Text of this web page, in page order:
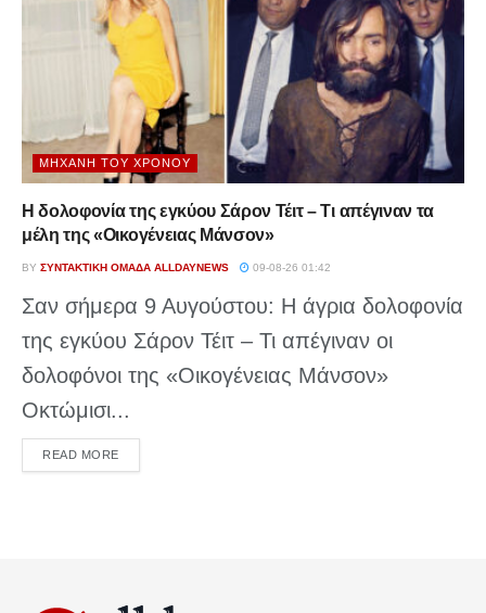
ΜΗΧΑΝΉ ΤΟΥ ΧΡΌΝΟΥ
Η δολοφονία της εγκύου Σάρον Τέιτ – Τι απέγιναν τα
μέλη της «Οικογένειας Μάνσον»
BY ΣΥΝΤΑΚΤΙΚΉ ΟΜΆΔΑ ALLDAYNEWS 09-08-26 01:42
Σαν σήμερα 9 Αυγούστου: Η άγρια δολοφονία
της εγκύου Σάρον Τέιτ – Τι απέγιναν οι
δολοφόνοι της «Οικογένειας Μάνσον»
Οκτώμισι...
READ MOREDETAILS